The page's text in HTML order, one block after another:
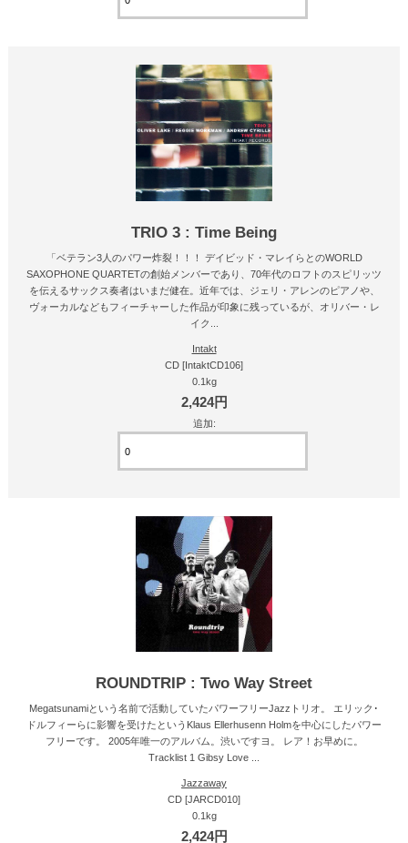
TRIO 3 : Time Being
「ベテラン3人のパワー炸裂！！！ デイビッド・マレイらとのWORLD
SAXOPHONE QUARTETの創始メンバーであり、70年代のロフトのスピリッツ
を伝えるサックス奏者はいまだ健在。近年では、ジェリ・アレンのピアノや、
ヴォーカルなどもフィーチャーした作品が印象に残っているが、オリバー・レ
イク...
Intakt
CD [IntaktCD106]
0.1kg
2,424円
追加:
ROUNDTRIP : Two Way Street
Megatsunamiという名前で活動していたパワーフリーJazzトリオ。 エリック･
ドルフィーらに影響を受けたというKlaus Ellerhusenn Holmを中心にしたパワー
フリーです。 2005年唯一のアルバム。渋いですヨ。 レア！お早めに。
Tracklist 1 Gibsy Love ...
Jazzaway
CD [JARCD010]
0.1kg
2,424円